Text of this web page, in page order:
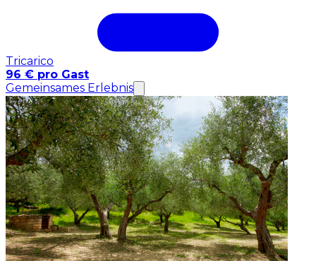
Tricarico
96 € pro Gast
Gemeinsames Erlebnis